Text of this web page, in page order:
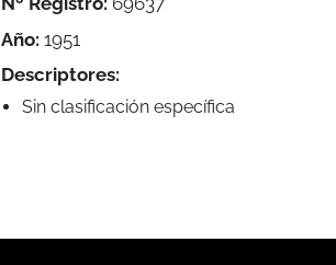
Año: 1951
Descriptores:
Sin clasificación específica